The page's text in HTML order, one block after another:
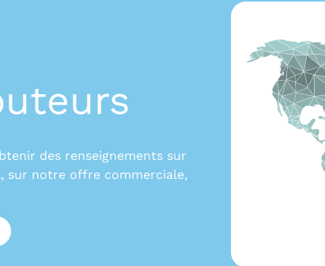
des renseignements sur
sur notre offre commerciale,